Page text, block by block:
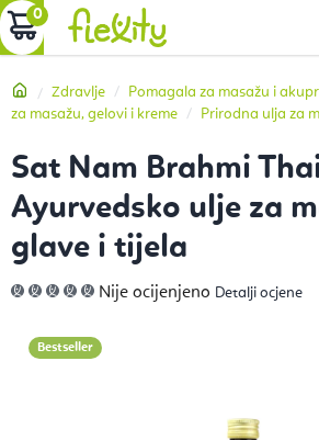
Preskoči
na
KOŠARICA
Početna
Zdravlje Pomagala za masažu i
za masažu, gelovi i kreme
Prirodna ulja za
Sat Nam Brahmi
Ayurvedsko ulje za
glave i tijela
Prosječna
ocjena
0,0
od
Nije ocijenjeno Detalji ocjene
Bestseller